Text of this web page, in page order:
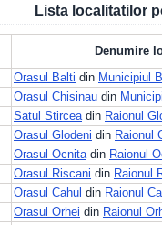
Lista localitatilor
Denumire
Orasul Balti din Municipiul
Orasul Chisinau din
Satul Stirceadin Raionul
Orasul Glodeni din Raionul
Orasul Ocnitadin Raionul
Orasul Riscani din Raionul
Orasul Cahul din Raionul
Orasul Orhei din Raionul